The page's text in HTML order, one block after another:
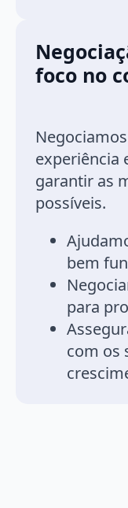
foco no
experiência
garantir as
possíveis.
bem
para
com os